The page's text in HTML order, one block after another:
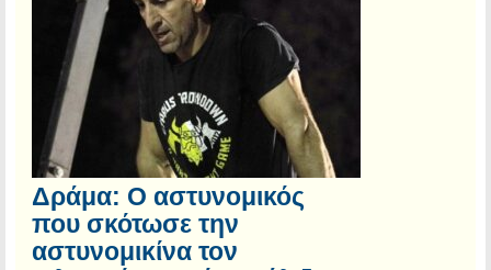
Δράμα: Ο αστυνομικός
που σκότωσε την
αστυνομικίνα τον